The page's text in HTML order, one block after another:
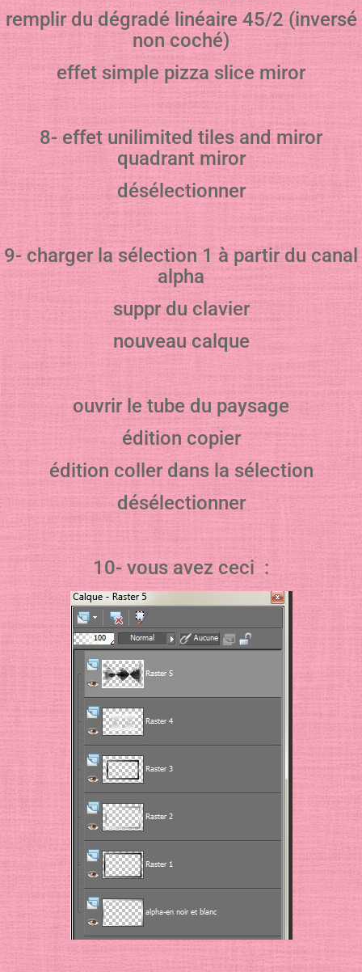
remplir du dégradé linéaire 45/2 (inversé
non coché)
effet simple pizza slice miror
8- effet unilimited tiles and miror
quadrant miror
désélectionner
9- charger la sélection 1 à partir du canal
alpha
suppr du clavier
nouveau calque
ouvrir le tube du paysage
édition copier
édition coller dans la sélection
désélectionner
10- vous avez ceci :